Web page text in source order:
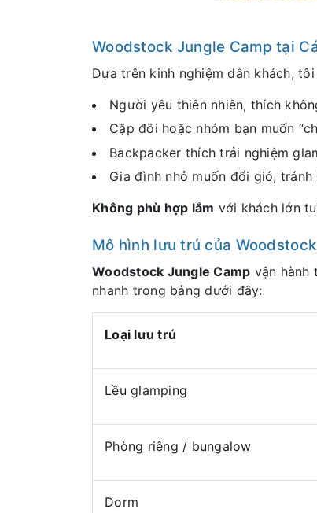
Woodstock Jungle Camp tại
Dựa trên kinh nghiệm dẫn khách,
Người yêu thiên nhiên, thích
Cặp đôi hoặc nhóm bạn muốn
Backpacker thích trải nghiệm
Gia đình nhỏ muốn đổi gió, tránh
Không phù hợp lắm với khách lớn
Mô hình lưu trú của
Woodstock Jungle Camp vận hành
nhanh trong bảng dưới đây:
Loại lưu trú
Lều glamping
Phòng riêng / bungalow
Dorm